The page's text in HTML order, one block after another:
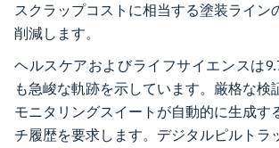
スクラップコストに相当する塗装ライン
削減します。
ヘルスケアおよびライフサイエンスは
も急峻な軌跡を示しています。厳格な検
モニタリングスイートが自動的に生成す
チ履歴を要求します。デジタルピルトラ